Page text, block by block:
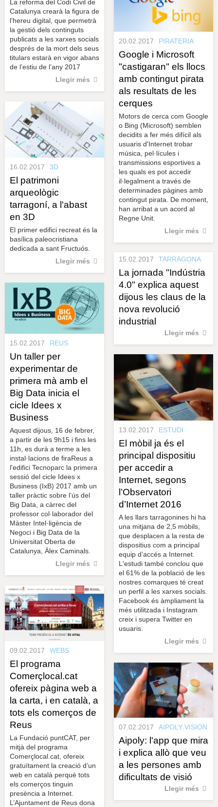
La reforma del Codi Civil de
Catalunya crearà la figura de
l’hereu digital, que permetrà
la gestió dels continguts
publicats a les xarxes socials
després de la mort dels seus
titulars estarà en vigor abans
de l’estiu de l’any 2017
Llegir més
20.02.2017 PIRATERIA
Google i Microsoft
"castigaran" els llocs
amb contingut pirata
als resultats de les
cerques
Motors de cerca com Google
o Bing (Microsoft) semblen
decidits a fer més difícil als
usuaris d'Internet trobar
música, pel·lícules i
transmissions esportives a
les quals es pot accedir
il·legalment a través de
determinades pàgines amb
contingut pirata. De moment,
han arribat a un acord al
Regne Unit.
Llegir més
16.02.2017 3D
El patrimoni
arqueològic
tarragoní, a l'abast
en 3D
El primer edifici recreat és la
basílica paleocristiana
dedicada a sant Fructuós.
Llegir més
15.02.2017 TARRAGONA
La jornada "Indústria
4.0" explica aquest
dijous les claus de la
nova revolució
industrial
Llegir més
15.02.2017
REUS
Un taller per
experimentar de
primera mà amb el
Big Data inicia el
cicle Idees x
Business
Aquest dijous, 16 de febrer,
a partir de les 9h15 i fins les
11h, es durà a terme a les
instal·lacions de firaReus a
l'edifici Tecnoparc la primera
sessió del cicle Idees x
Business (IxB) 2017 amb un
taller pràctic sobre l’ús del
Big Data, a càrrec del
professor col·laborador del
Màster Intel·ligència de
Negoci i Big Data de la
Universitat Oberta de
Catalunya, Àlex Caminals.
Llegir més
13.02.2017 ESTUDI
El mòbil ja és el
principal dispositiu
per accedir a
Internet, segons
l’Observatori
d’Internet 2016
A les llars tarragonines hi ha
una mitjana de 2,5 mòbils,
que desplacen a la resta de
dispositius com a principal
equip d’accés a Internet.
L'estudi també conclou que
el 61% de la població de les
nostres comarques té creat
un perfil a les xarxes socials.
Facebook és àmpliament la
més utilitzada i Instagram
creix i supera Twitter en
usuaris.
Llegir més
09.02.2017
WEBS
El programa
Comerçlocal.cat
ofereix pàgina web a
la carta, i en català, a
tots els comerços de
Reus
La Fundació puntCAT, per
mitjà del programa
Comerçlocal.cat, ofereix
gratuïtament la creació d’un
web en català perquè tots
els comerços tinguin
presència a Internet.
L’Ajuntament de Reus dona
07.02.2017 AIPOLY VISION
Aipoly: l'app que mira
i explica allò que veu
a les persones amb
dificultats de visió
Llegir més